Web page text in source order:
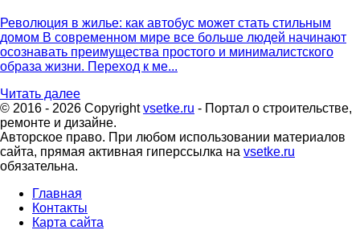
Революция в жилье: как автобус может стать стильным
домом В современном мире все больше людей начинают
осознавать преимущества простого и минималистского
образа жизни. Переход к ме...
Читать далее
© 2016 - 2026 Copyrightvsetke.ru - Портал о строительстве,
ремонте и дизайне.
Авторское право. При любом использовании материалов
сайта, прямая активная гиперссылка на vsetke.ru
обязательна.
Главная
Контакты
Карта сайта